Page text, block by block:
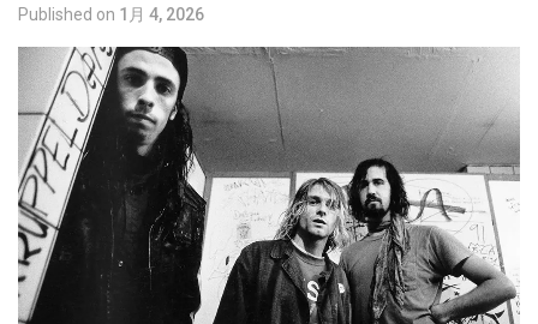
Published on 1月 4, 2026